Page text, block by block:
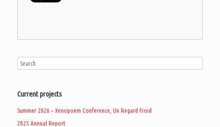
Current projects
Summer 2026 – Xenopoem Conference, Un Regard Froid
2025 Annual Report